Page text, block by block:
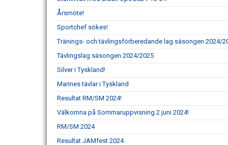
Årsmöte!
Sportchef sökes!
Tränings- och tävlingsförberedande lag säsongen 2024/
Tävlingslag säsongen 2024/2025
Silver i Tyskland!
Marines tävlar i Tyskland
Resultat RM/SM 2024!
Välkomna på Sommaruppvisning 2 juni 2024!
RM/SM 2024
Resultat JAMfest 2024